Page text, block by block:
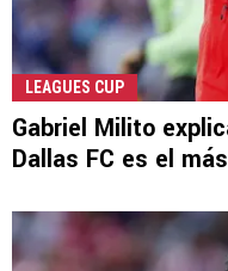
LEAGUES CUP
Gabriel Milito
Dallas FC es el